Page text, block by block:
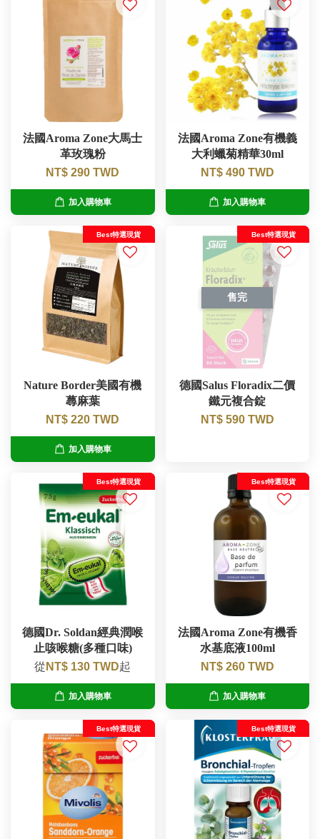
法國Aroma Zone大馬士
革玫瑰粉
NT$ 290 TWD
加入購物車
法國Aroma Zone有機義
大利蠟菊精華30ml
NT$ 490 TWD
加入購物車
Best特選現貨
Nature Border美國有機
蕁麻葉
NT$ 220 TWD
加入購物車
售完
Best特選現貨
德國Salus Floradix二價
鐵元複合錠
NT$ 590 TWD
Best特選現貨
德國Dr. Soldan經典潤喉
止咳喉糖(多種口味)
從 NT$ 130 TWD起
加入購物車
Best特選現貨
法國Aroma Zone有機香
水基底液100ml
NT$ 260 TWD
加入購物車
Best特選現貨 Best特選現貨